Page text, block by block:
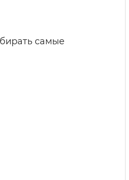
самые